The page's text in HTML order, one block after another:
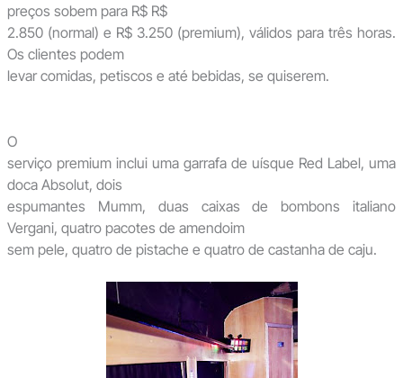
preços sobem para R$ R$
2.850 (normal) e R$ 3.250 (premium), válidos para três horas.
Os clientes podem
levar comidas, petiscos e até bebidas, se quiserem.
O
serviço premium inclui uma garrafa de uísque Red Label, uma
doca Absolut, dois
espumantes Mumm, duas caixas de bombons italiano
Vergani, quatro pacotes de amendoim
sem pele, quatro de pistache e quatro de castanha de caju.